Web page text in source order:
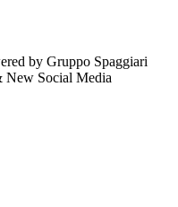
by Gruppo Spaggiari
New Social Media